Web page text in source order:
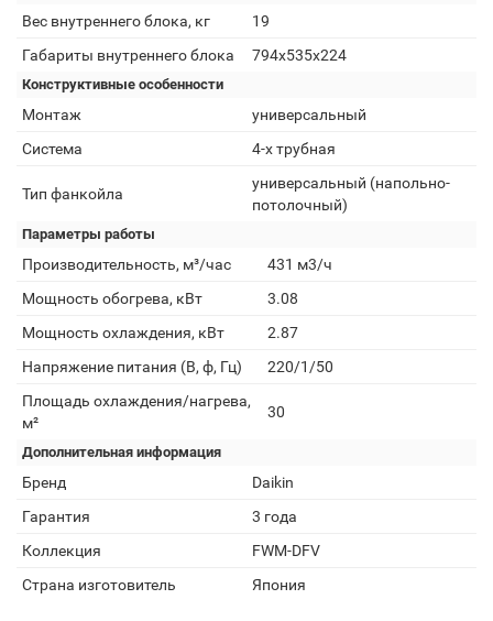
Вес внутреннего блока, кг
19
Габариты внутреннего блока
794x535x224
Конструктивные особенности
Монтаж
универсальный
Система
4-х трубная
Тип фанкойла
универсальный (напольно-
потолочный)
Параметры работы
Производительность, м³/час
431 м3/ч
Мощность обогрева, кВт
3.08
Мощность охлаждения, кВт
2.87
Напряжение питания (В, ф, Гц)
220/1/50
Площадь охлаждения/нагрева,
м²
30
Дополнительная информация
Бренд
Daikin
Гарантия
3 года
Коллекция
FWM-DFV
Страна изготовитель
Япония